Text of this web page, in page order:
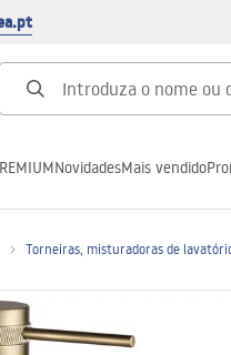
NovidadesMais vendido
Torneiras, misturadoras de